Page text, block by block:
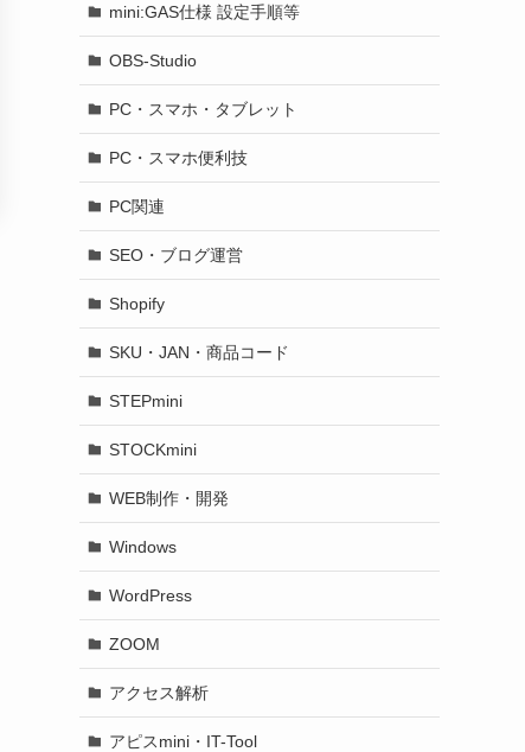
mini:GAS仕様 設定手順等
OBS-Studio
PC・スマホ・タブレット
PC・スマホ便利技
PC関連
SEO・ブログ運営
Shopify
SKU・JAN・商品コード
STEPmini
STOCKmini
WEB制作・開発
Windows
WordPress
ZOOM
アクセス解析
アピスmini・IT-Tool